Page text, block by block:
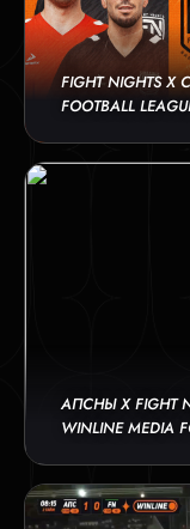
FIGHT NIGHTS
FOOTBALL
АПСНЫ Х FIGHT
WINLINE MEDIA